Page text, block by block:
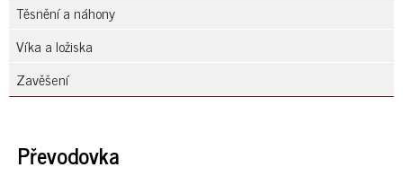
Těsnění a náhony
Víka a ložiska
Zavěšení
Převodovka